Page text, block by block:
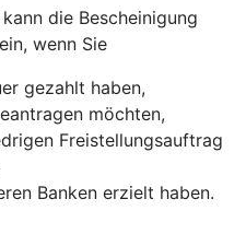
die Bescheinigung
wenn Sie
gezahlt haben,
möchten,
Freistellungsauftrag
Banken erzielt haben.